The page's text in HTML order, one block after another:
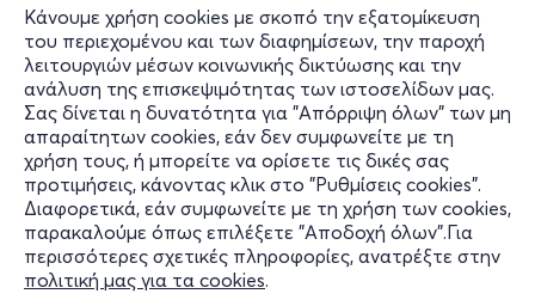
Κάνουμε χρήση cookies με σκοπό την εξατομίκευση
του περιεχομένου και των διαφημίσεων, την παροχή
λειτουργιών μέσων κοινωνικής δικτύωσης και την
ανάλυση της επισκεψιμότητας των ιστοσελίδων μας.
Σας δίνεται η δυνατότητα για "Απόρριψη όλων" των μη
απαραίτητων cookies, εάν δεν συμφωνείτε με τη
χρήση τους, ή μπορείτε να ορίσετε τις δικές σας
προτιμήσεις, κάνοντας κλικ στο "Ρυθμίσεις cookies".
Διαφορετικά, εάν συμφωνείτε με τη χρήση των cookies,
παρακαλούμε όπως επιλέξετε "Αποδοχή όλων".Για
περισσότερες σχετικές πληροφορίες, ανατρέξτε στην
πολιτική μας για τα cookies.
Πληροφορίες
Υποστήριξη
Stay Connected